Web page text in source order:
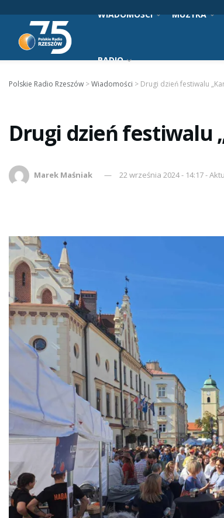
WIADOMOŚCI MUZYKA
RADIO
Polskie Radio Rzeszów >Wiadomości > Drugi dzień festiwalu
Drugi dzień festiwalu
Marek Maśniak 22 września 2024 - 14:17 -